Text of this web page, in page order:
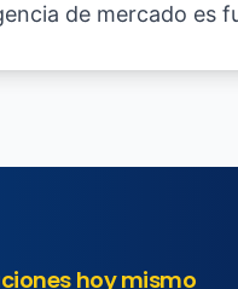
de mercado es
hoy mismo